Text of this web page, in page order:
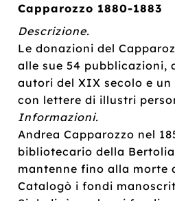
Capparozzo 1880-1883
Descrizione.
Le donazioni del
alle sue 54 pubblicazioni,
autori del XIX secolo e
con lettere di illustri
Informazioni.
Andrea Capparozzo nel
bibliotecario della
mantenne fino alla morte
Catalogò i fondi